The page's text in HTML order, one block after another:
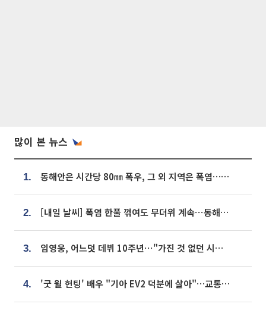
많이 본 뉴스
1. 동해안은 시간당 80㎜ 폭우, 그 외 지역은 폭염…‘극과 극 날씨’
2. [내일 날씨] 폭염 한풀 꺾여도 무더위 계속⋯동해안 이틀 연속 비
3. 임영웅, 어느덧 데뷔 10주년⋯"가진 것 없던 시절, 내 앞엔 20명의 팬뿐"
4. '굿 윌 헌팅' 배우 "기아 EV2 덕분에 살아"…교통사고 후 안전성 극찬